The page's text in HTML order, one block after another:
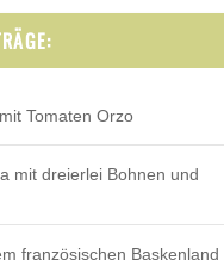
Tomaten Orzo
mit dreierlei Bohnen und
französischen Baskenland